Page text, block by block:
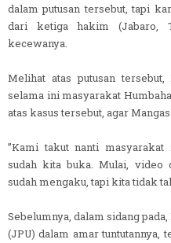
dalam putusan tersebut, tapi
dari ketiga hakim (Jabaro,
kecewanya.
Melihat atas putusan
selama ini masyarakat
atas kasus tersebut, agar
”Kami takut nanti
sudah kita buka. Mulai, video
sudah mengaku, tapi kita tidak
Sebelumnya, dalam sidang
(JPU) dalam amar tuntutannya,